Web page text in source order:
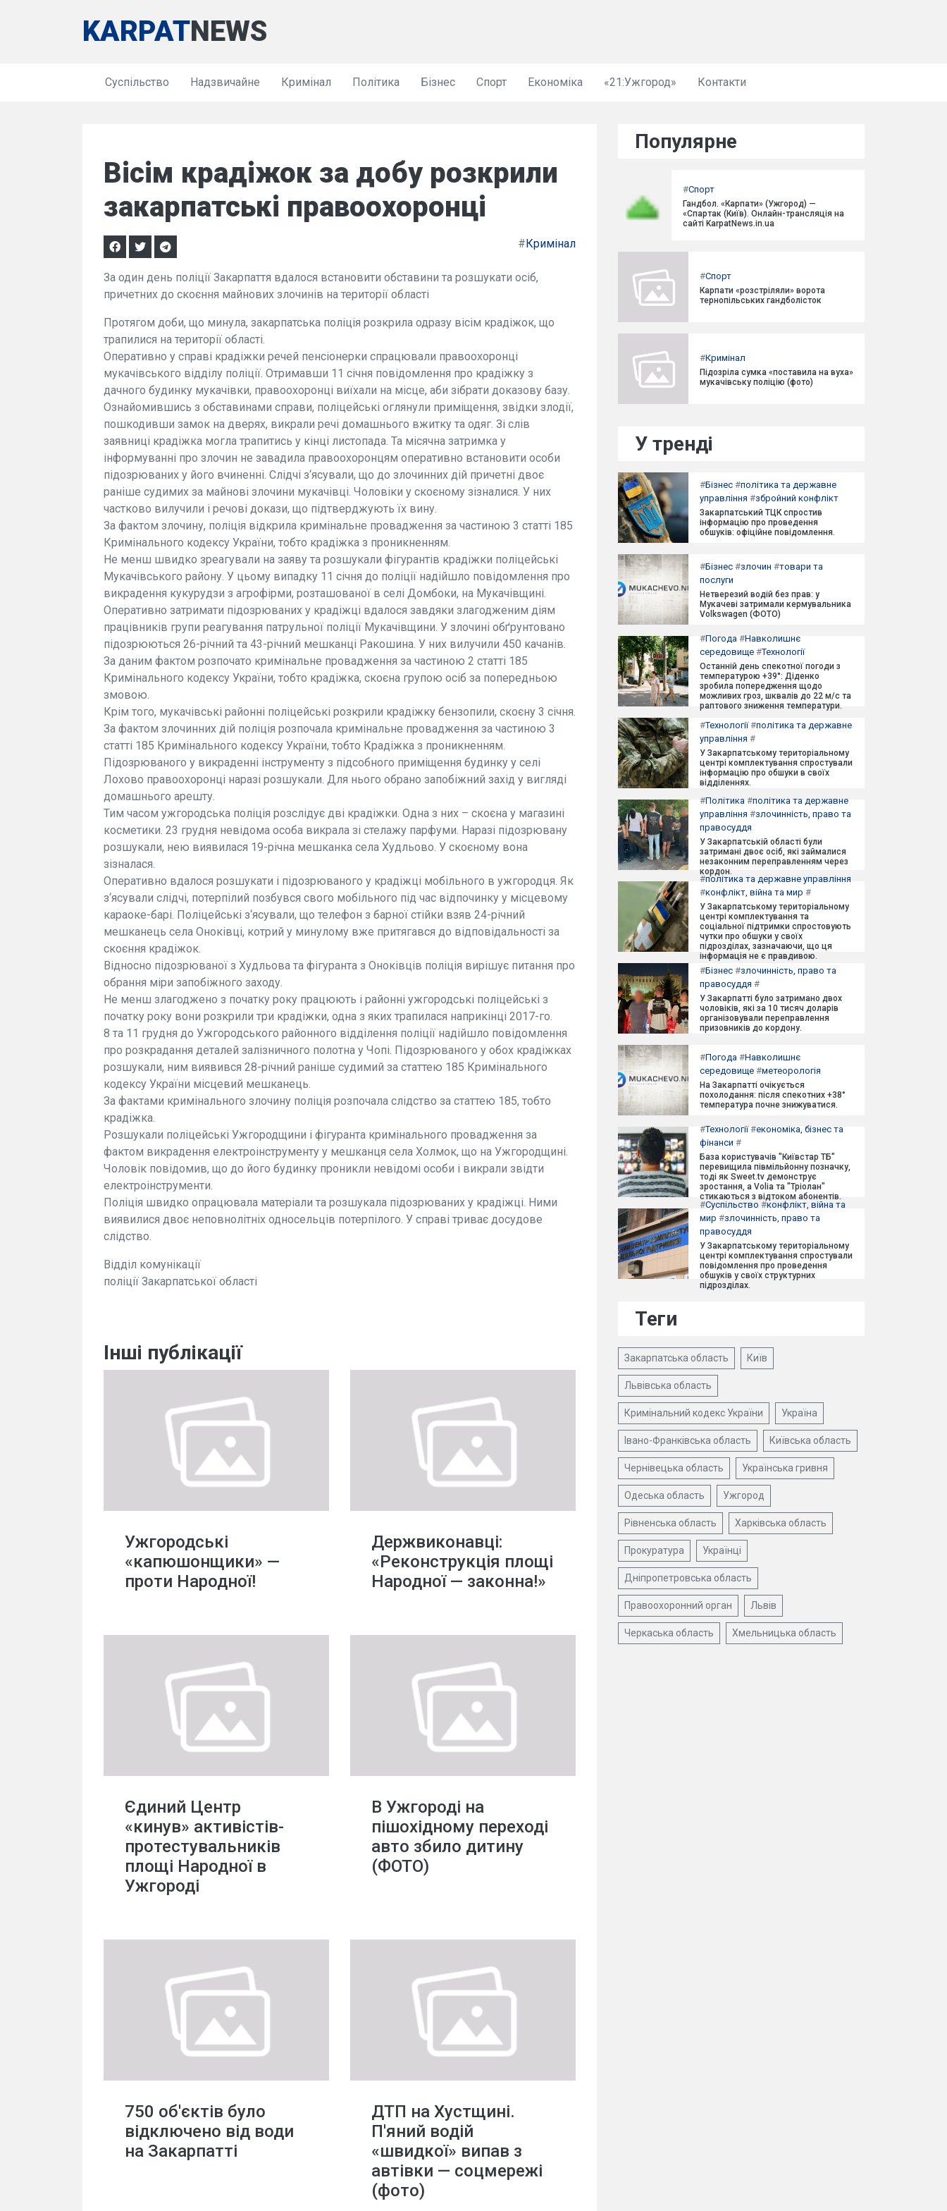
KARPATNEWS
Суспільство Надзвичайне Кримінал Політика Бізнес Спорт Економіка «21:Ужгород» Контакти
Вісім крадіжок за добу розкрили
закарпатські правоохоронці
#Кримінал
За один день поліції Закарпаття вдалося встановити обставини та розшукати осіб,
причетних до скоєння майнових злочинів на території області
Протягом доби, що минула, закарпатська поліція розкрила одразу вісім крадіжок, що
трапилися на території області.
Оперативно у справі крадіжки речей пенсіонерки спрацювали правоохоронці
мукачівського відділу поліції. Отримавши 11 січня повідомлення про крадіжку з
дачного будинку мукачівки, правоохоронці виїхали на місце, аби зібрати доказову базу.
Ознайомившись з обставинами справи, поліцейські оглянули приміщення, звідки злодії,
пошкодивши замок на дверях, викрали речі домашнього вжитку та одяг. Зі слів
заявниці крадіжка могла трапитись у кінці листопада. Та місячна затримка у
інформуванні про злочин не завадила правоохоронцям оперативно встановити особи
підозрюваних у його вчиненні. Слідчі з‘ясували, що до злочинних дій причетні двоє
раніше судимих за майнові злочини мукачівці. Чоловіки у скоєному зізналися. У них
частково вилучили і речові докази, що підтверджують їх вину.
За фактом злочину, поліція відкрила кримінальне провадження за частиною 3 статті 185
Кримінального кодексу України, тобто крадіжка з проникненням.
Не менш швидко зреагували на заяву та розшукали фігурантів крадіжки поліцейські
Мукачівського району. У цьому випадку 11 січня до поліції надійшло повідомлення про
викрадення кукурудзи з агрофірми, розташованої в селі Домбоки, на Мукачівщині.
Оперативно затримати підозрюваних у крадіжці вдалося завдяки злагодженим діям
працівників групи реагування патрульної поліції Мукачівщини. У злочині обґрунтовано
підозрюються 26-річний та 43-річний мешканці Ракошина. У них вилучили 450 качанів.
За даним фактом розпочато кримінальне провадження за частиною 2 статті 185
Кримінального кодексу України, тобто крадіжка, скоєна групою осіб за попередньою
змовою.
Крім того, мукачівські районні поліцейські розкрили крадіжку бензопили, скоєну 3 січня.
За фактом злочинних дій поліція розпочала кримінальне провадження за частиною 3
статті 185 Кримінального кодексу України, тобто Крадіжка з проникненням.
Підозрюваного у викраденні інструменту з підсобного приміщення будинку у селі
Лохово правоохоронці наразі розшукали. Для нього обрано запобіжний захід у вигляді
домашнього арешту.
Тим часом ужгородська поліція розслідує дві крадіжки. Одна з них – скоєна у магазині
косметики. 23 грудня невідома особа викрала зі стелажу парфуми. Наразі підозрювану
розшукали, нею виявилася 19-річна мешканка села Худльово. У скоєному вона
зізналася.
Оперативно вдалося розшукати і підозрюваного у крадіжці мобільного в ужгородця. Як
з‘ясували слідчі, потерпілий позбувся свого мобільного під час відпочинку у місцевому
караоке-барі. Поліцейські з‘ясували, що телефон з барної стійки взяв 24-річний
мешканець села Оноківці, котрий у минулому вже притягався до відповідальності за
скоєння крадіжок.
Відносно підозрюваної з Худльова та фігуранта з Оноківців поліція вирішує питання про
обрання міри запобіжного заходу.
Не менш злагоджено з початку року працюють і районні ужгородські поліцейські з
початку року вони розкрили три крадіжки, одна з яких трапилася наприкінці 2017-го.
8 та 11 грудня до Ужгородського районного відділення поліції надійшло повідомлення
про розкрадання деталей залізничного полотна у Чопі. Підозрюваного у обох крадіжках
розшукали, ним виявився 28-річний раніше судимий за статтею 185 Кримінального
кодексу України місцевий мешканець.
За фактами кримінального злочину поліція розпочала слідство за статтею 185, тобто
крадіжка.
Розшукали поліцейські Ужгородщини і фігуранта кримінального провадження за
фактом викрадення електроінструменту у мешканця села Холмок, що на Ужгородщині.
Чоловік повідомив, що до його будинку проникли невідомі особи і викрали звідти
електроінструменти.
Поліція швидко опрацювала матеріали та розшукала підозрюваних у крадіжці. Ними
виявилися двоє неповнолітніх односельців потерпілого. У справі триває досудове
слідство.
Відділ комунікації
поліції Закарпатської області
Інші публікації
Ужгородські
«капюшонщики» —
проти Народної!
Держвиконавці:
«Реконструкція площі
Народної — законна!»
Єдиний Центр
«кинув» активістів-
протестувальників
площі Народної в
Ужгороді
В Ужгороді на
пішохідному переході
авто збило дитину
(ФОТО)
750 об'єктів було
відключено від води
на Закарпатті
ДТП на Хустщині.
П'яний водій
«швидкої» випав з
автівки — соцмережі
(фото)
Популярне
#Спорт
Гандбол. «Карпати» (Ужгород) —
«Спартак (Київ). Онлайн-трансляція на
сайті KarpatNews.in.ua
#Спорт
Карпати «розстріляли» ворота
тернопільських гандболісток
#Кримінал
Підозріла сумка «поставила на вуха»
мукачівську поліцію (фото)
У тренді
#Бізнес #політика та державне
управління #збройний конфлікт
Закарпатський ТЦК спростив
інформацію про проведення
обшуків: офіційне повідомлення.
#Бізнес #злочин #товари та
послуги
Нетверезий водій без прав: у
Мукачеві затримали кермувальника
Volkswagen (ФОТО)
#Погода #Навколишнє
середовище #Технології
Останній день спекотної погоди з
температурою +39°: Діденко
зробила попередження щодо
можливих гроз, шквалів до 22 м/с та
раптового зниження температури.
#Технології#політика та державне
управління #
У Закарпатському територіальному
центрі комплектування спростували
інформацію про обшуки в своїх
відділеннях.
#Політика #політика та державне
управління #злочинність, право та
правосуддя
У Закарпатській області були
затримані двоє осіб, які займалися
незаконним переправленням через
кордон.
#політика та державне управління
#конфлікт, війна та мир #
У Закарпатському територіальному
центрі комплектування та
соціальної підтримки спростовують
чутки про обшуки у своїх
підрозділах, зазначаючи, що ця
інформація не є правдивою.
#Бізнес #злочинність, право та
правосуддя #
У Закарпатті було затримано двох
чоловіків, які за 10 тисяч доларів
організовували переправлення
призовників до кордону.
#Погода #Навколишнє
середовище #метеорологія
На Закарпатті очікується
похолодання: після спекотних +38°
температура почне знижуватися.
#Технології#економіка, бізнес та
фінанси #
База користувачів "Київстар ТБ"
перевищила півмільйонну позначку,
тоді як Sweet.tv демонструє
зростання, а Volia та "Тріолан"
стикаються з відтоком абонентів.
#Суспільство #конфлікт, війна та
мир #злочинність, право та
правосуддя
У Закарпатському територіальному
центрі комплектування спростували
повідомлення про проведення
обшуків у своїх структурних
підрозділах.
Теги
Закарпатська область Київ
Львівська область
Кримінальний кодекс України Україна
Івано-Франківська область Київська область
Чернівецька область Українська гривня
Одеська область Ужгород
Рівненська область Харківська область
Прокуратура Українці
Дніпропетровська область
Правоохоронний орган Львів
Черкаська область Хмельницька область